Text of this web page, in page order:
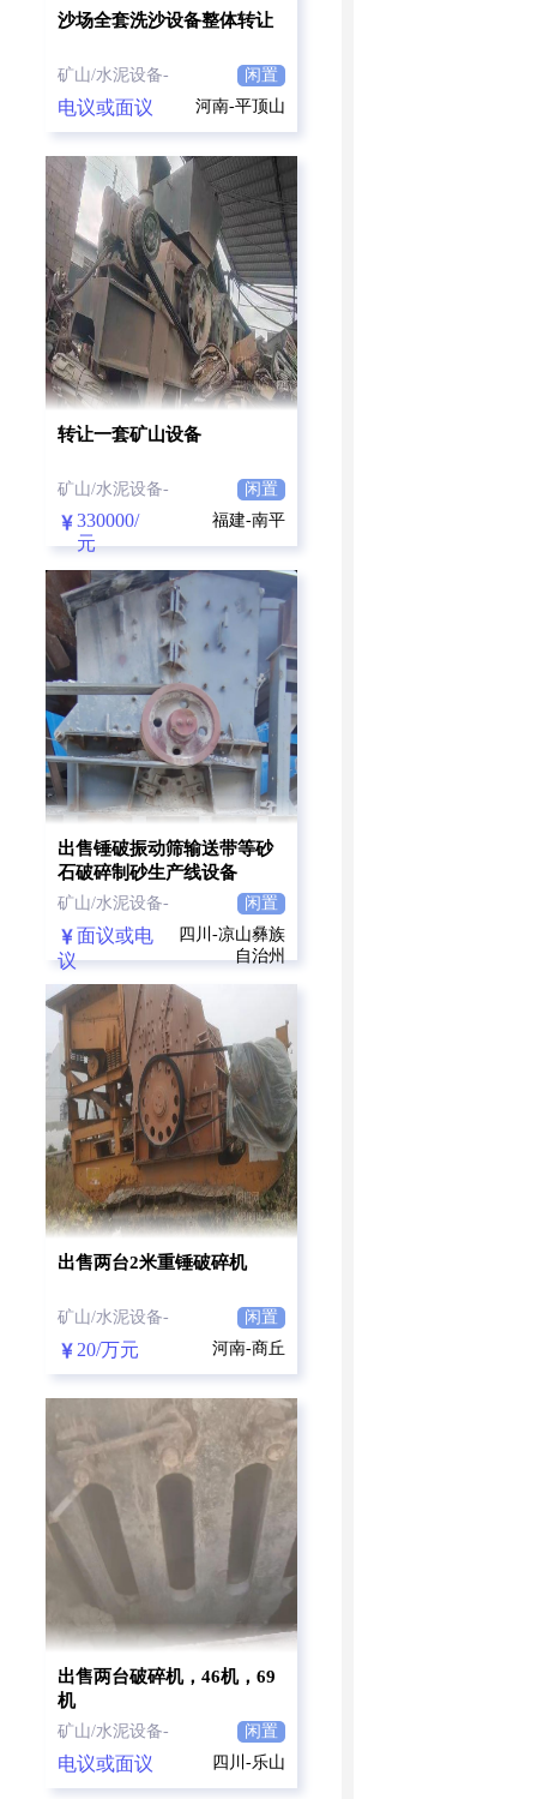
沙场全套洗沙设备整体转让
矿山/水泥设备- 闲置
电议或面议 河南-平顶山
转让一套矿山设备
矿山/水泥设备- 闲置
330000/
元
福建-南平
出售锤破振动筛输送带等砂
石破碎制砂生产线设备
矿山/水泥设备- 闲置
面议或电
议
四川-凉山彝族
自治州
出售两台2米重锤破碎机
矿山/水泥设备- 闲置
20/万元 河南-商丘
出售两台破碎机，46机，69
机
矿山/水泥设备- 闲置
电议或面议 四川-乐山